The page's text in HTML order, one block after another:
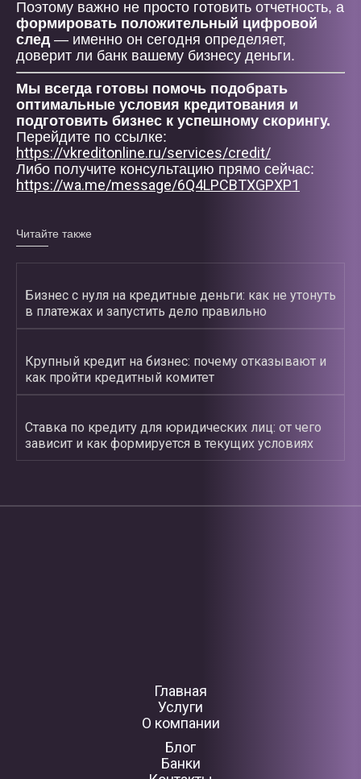
Поэтому важно не просто готовить отчетность, а
формировать положительный цифровой
след — именно он сегодня определяет,
доверит ли банк вашему бизнесу деньги.
Мы всегда готовы помочь подобрать
оптимальные условия кредитования и
подготовить бизнес к успешному скорингу.
Перейдите по ссылке:
https://vkreditonline.ru/services/credit/
Либо получите консультацию прямо сейчас:
https://wa.me/message/6Q4LPCBTXGPXP1
Читайте также
Бизнес с нуля на кредитные деньги: как не утонуть
в платежах и запустить дело правильно
Крупный кредит на бизнес: почему отказывают и
как пройти кредитный комитет
Ставка по кредиту для юридических лиц: от чего
зависит и как формируется в текущих условиях
Главная
Услуги
О компании
Блог
Банки